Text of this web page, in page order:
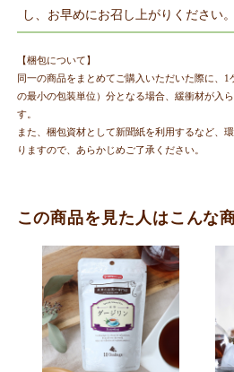
し、お早めにお召し上がりください。
【梱包について】
同一の商品をまとめてご購入いただいた際に、
の最小の包装単位）分となる場合、緩衝材が入
す。
また、梱包資材として新聞紙を利用するなど、
りますので、あらかじめご了承ください。
この商品を見た人はこんな